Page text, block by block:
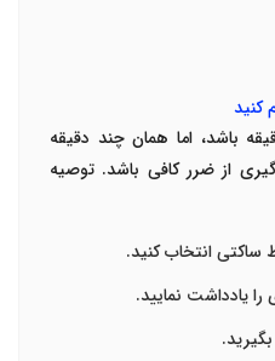
کنید
باشد، اما همان چند دقیقه
از ضرر کافی باشد. توصیه
ساکتی انتخاب کنید.
یادداشت نمایید.
.